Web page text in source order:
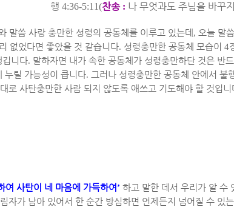
행 4:36-5:11(찬송 : 나 무엇과도 주님을 바꾸
말씀 사랑 충만한 성령의 공동체를 이루고 있는데 , 오늘 말
없었다면 좋았을 것 같습니다. 성령충만한 공동체 모습이 4
깁니다. 말하자면 내가 속한 공동체가 성령충만하단 것은 반
누릴 가능성이 큽니다. 그러나 성령충만한 공동체 안에서 불
로 사탄충만한 사람 되지 않도록 애쓰고 기도해야 할 것입니
여 사탄이 네 마음에 가득하여 ’ 하고 말한 데서 우리가 알 수
자가 남아 있어서 한 순간 방심하면 언제든지 넘어질 수 있